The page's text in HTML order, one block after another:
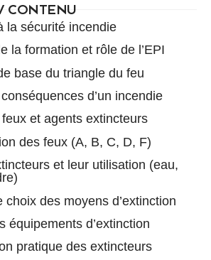
CONTENU
la sécurité incendie
la formation et rôle de l’EPI
base du triangle du feu
d’un incendie
et agents extincteurs
des feux (A, B, C, D, F)
et leur utilisation (eau,
choix des moyens d’extinction
équipements d’extinction
pratique des extincteurs